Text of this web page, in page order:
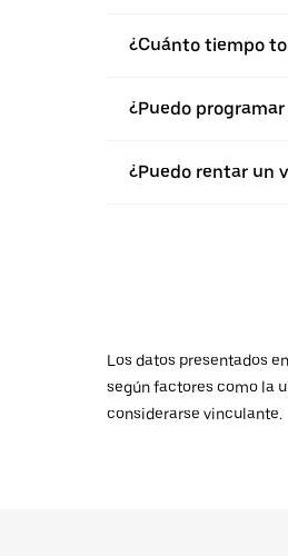
¿Cuánto tiempo
¿Puedo
¿Puedo rentar un
Los datos presentados
según factores como la
considerarse vinculante.